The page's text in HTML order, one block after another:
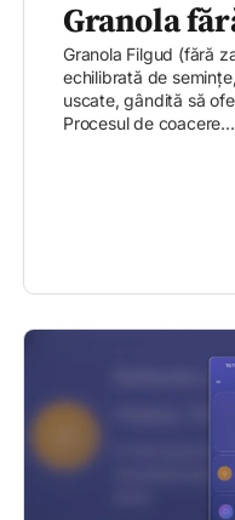
Granola
Granola Filgud (fără
echilibrată de
uscate, gândită să
Procesul de coacere...